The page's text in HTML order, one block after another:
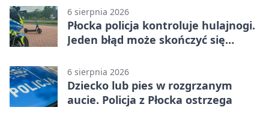
6 sierpnia 2026
Płocka policja kontroluje hulajnogi.
Jeden błąd może skończyć się
6 sierpnia 2026
Dziecko lub pies w rozgrzanym
aucie. Policja z Płocka ostrzega